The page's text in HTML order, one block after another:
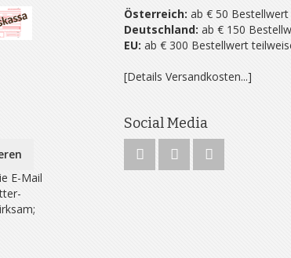
Österreich: ab € 50
Deutschland: ab € 150
EU: ab € 300 Bestellwert
[Details Versandkosten...]
E-Mail
Social Media